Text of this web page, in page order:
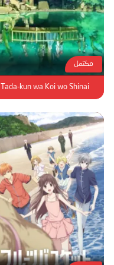
مكتمل
Tada-kun wa Koi wo Shinai